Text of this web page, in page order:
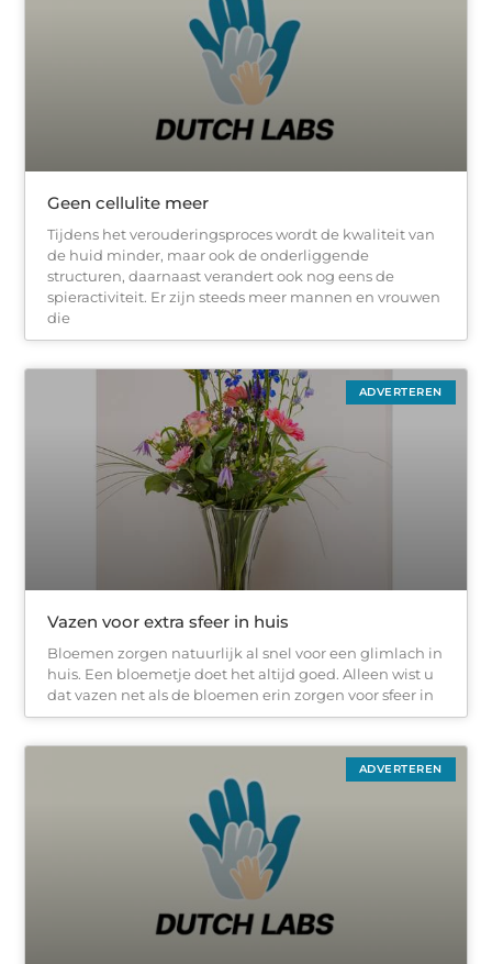
Geen cellulite meer
Tijdens het verouderingsproces wordt de kwaliteit van
de huid minder, maar ook de onderliggende
structuren, daarnaast verandert ook nog eens de
spieractiviteit. Er zijn steeds meer mannen en vrouwen
die
ADVERTEREN
Vazen voor extra sfeer in huis
Bloemen zorgen natuurlijk al snel voor een glimlach in
huis. Een bloemetje doet het altijd goed. Alleen wist u
dat vazen net als de bloemen erin zorgen voor sfeer in
ADVERTEREN